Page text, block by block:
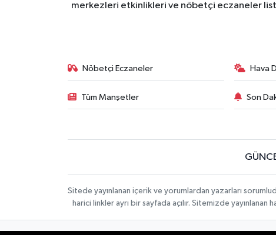
merkezleri etkinlikleri ve nöbetçi eczaneler
Nöbetçi Eczaneler Hava
Tüm Manşetler Son
Sitede yayınlanan içerik ve yorumlardan yazarları
harici linkler ayrı bir sayfada açılır. Sitemizde